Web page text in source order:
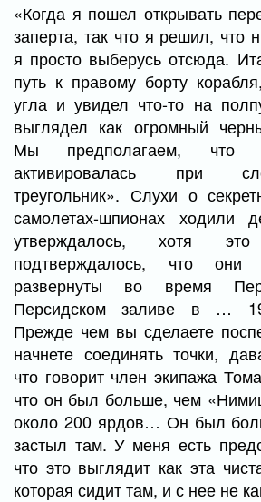
«Когда я пошел открывать
заперта, так что я решил, что
я просто выберусь отсюда.
путь к правому борту
угла и увидел что-то на
выглядел как огромный
Мы предполагаем, что
активировалась при
треугольник». Слухи о
самолетах-шпионах ходили
утверждалось, хотя
подтверждалось, что
развернуты во время
Персидском заливе в …
Прежде чем вы сделаете
начнете соединять точки,
что говорит член экипажа
что он был больше, чем
около 200 ярдов… Он был
застыл там. У меня есть
что это выглядит как эта
которая сидит там, и с нее не